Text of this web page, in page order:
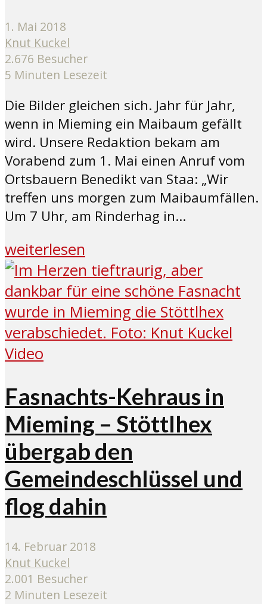
1. Mai 2018
Knut Kuckel
2.676 Besucher
5 Minuten Lesezeit
Die Bilder gleichen sich. Jahr für Jahr,
wenn in Mieming ein Maibaum gefällt
wird. Unsere Redaktion bekam am
Vorabend zum 1. Mai einen Anruf vom
Ortsbauern Benedikt van Staa: „Wir
treffen uns morgen zum Maibaumfällen.
Um 7 Uhr, am Rinderhag in...
weiterlesen
Video
Fasnachts-Kehraus in
Mieming – Stöttlhex
übergab den
Gemeindeschlüssel und
flog dahin
14. Februar 2018
Knut Kuckel
2.001 Besucher
2 Minuten Lesezeit